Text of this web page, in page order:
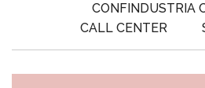
CONFINDUSTRIA
CALL CENTER